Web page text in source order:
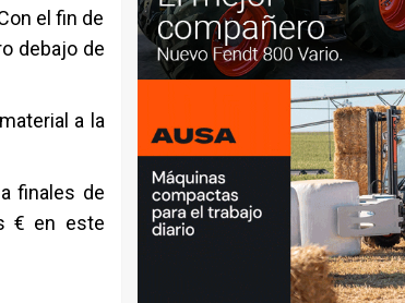
el fin de
debajo de
a la
finales de
€ en este